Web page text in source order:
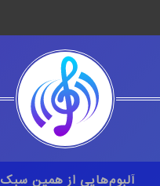
آلبوم‌هایی از همین سبک